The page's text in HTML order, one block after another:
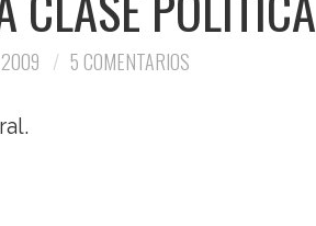
5 COMENTARIOS